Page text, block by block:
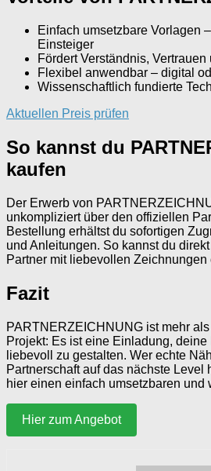
Einfach umsetzbare Vorlagen
Einsteiger
Fördert Verständnis,
Flexibel anwendbar – digital
Wissenschaftlich fundierte
Aktuellen Preis prüfen
So kannst du
kaufen
Der Erwerb von
unkompliziert über den offiziellen
Bestellung erhältst du sofortigen
und Anleitungen. So kannst du
Partner mit liebevollen
Fazit
PARTNERZEICHNUNG ist mehr
Projekt: Es ist eine Einladung,
liebevoll zu gestalten. Wer echte
Partnerschaft auf das nächste Level
hier einen einfach umsetzbaren und
Hier zum Angebot